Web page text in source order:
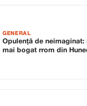
GENERAL
Opulență de neimaginat:
mai bogat rrom din